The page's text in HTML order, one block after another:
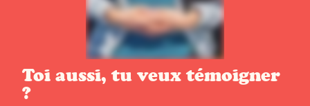
Toi aussi, tu veux témoigner
?